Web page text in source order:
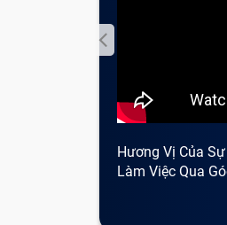
Thạnh rồi nhé vì
lại của TRUNG
Hương Vị Của
Làm Việc Qua